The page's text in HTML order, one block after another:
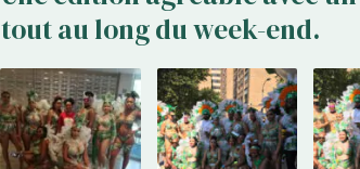
tout au long du week-end.